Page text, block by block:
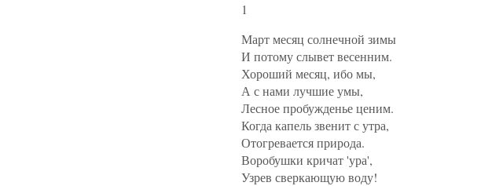
1
Март месяц солнечной зимы
И потому слывет весенним.
Хороший месяц, ибо мы,
А с нами лучшие умы,
Лесное пробужденье ценим.
Когда капель звенит с утра,
Отогревается природа.
Воробушки кричат 'ура',
Узрев сверкающую воду!